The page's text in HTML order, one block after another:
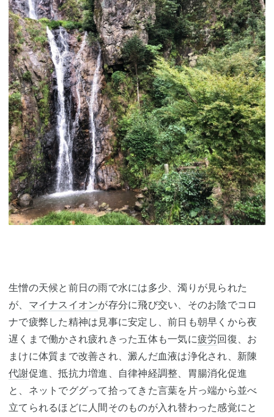
生憎の天候と前日の雨で水には多少、濁りが見られた
が、 マイナスイオンが存分に飛び交い、そのお陰でコロ
ナで疲弊した精神は見事に安定し、前日も朝早くから夜
遅くまで働かされ疲れきった五体も一気に疲労回復、お
まけに体質まで改善され、澱んだ血液は浄化され、新陳
代謝促進、抵抗力増進、自律神経調整、胃腸消化促進
と、ネットでググって拾ってきた言葉を片っ端から並べ
立てられるほどに人間そのものが入れ替わった感覚にと